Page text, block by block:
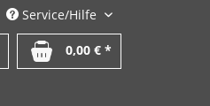
Service/Hilfe
0,00 € *